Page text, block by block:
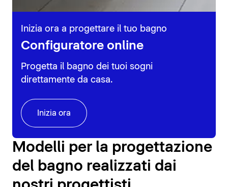
Inizia ora a progettare il tuo bagno
Configuratore online
Progetta il bagno dei tuoi sogni
direttamente da casa.
Inizia ora
Modelli per la progettazione
del bagno realizzati dai